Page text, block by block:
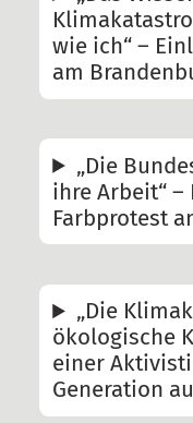
wie ich“ –
am
„Die
ihre Arbeit“ –
Farbprotest
„Die
ökologische
einer
Generation